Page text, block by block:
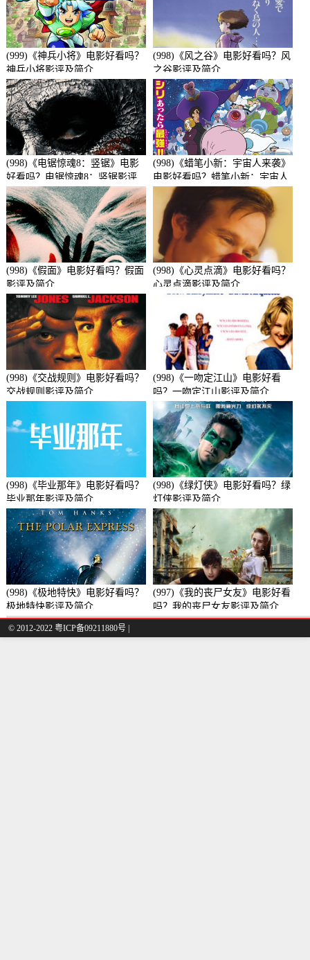
(999)《神兵小将》电影好看吗？
神兵小将影评及简介
(998)《风之谷》电影好看吗？风
之谷影评及简介
(998)《电锯惊魂8：竖锯》电影
好看吗？电锯惊魂8：竖锯影评
及简介
(998)《蜡笔小新：宇宙人来袭》
电影好看吗？蜡笔小新：宇宙人
来袭影评及简介
(998)《假面》电影好看吗？假面
影评及简介
(998)《心灵点滴》电影好看吗？
心灵点滴影评及简介
(998)《交战规则》电影好看吗？
交战规则影评及简介
(998)《一吻定江山》电影好看
吗？一吻定江山影评及简介
(998)《毕业那年》电影好看吗？
毕业那年影评及简介
(998)《绿灯侠》电影好看吗？绿
灯侠影评及简介
(998)《极地特快》电影好看吗？
极地特快影评及简介
(997)《我的丧尸女友》电影好看
吗？我的丧尸女友影评及简介
© 2012-2022 粤ICP备09211880号 |